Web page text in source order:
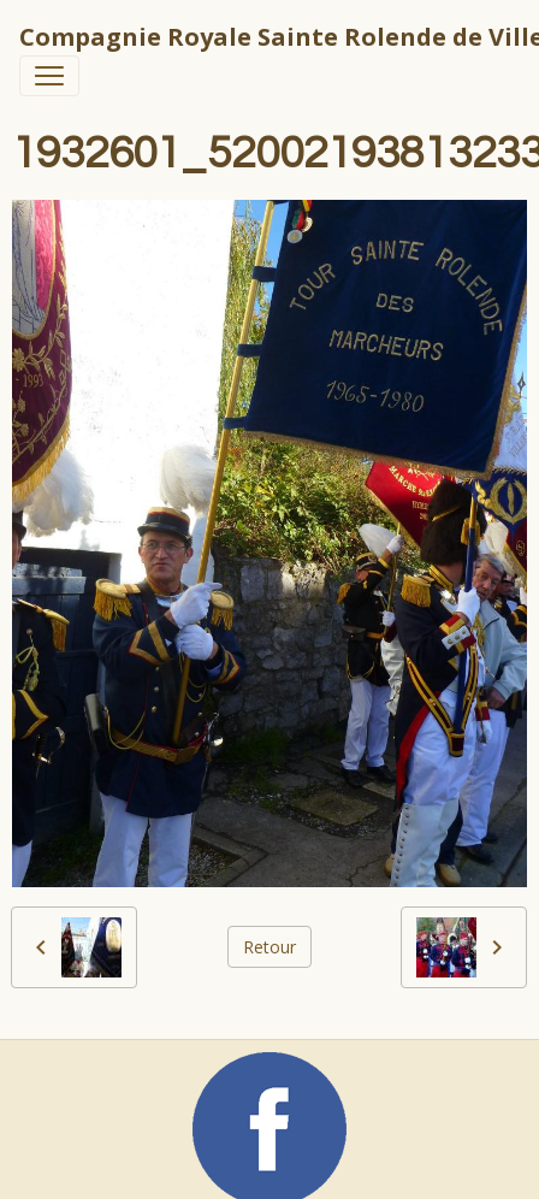
Compagnie Royale Sainte Rolende de
Retour